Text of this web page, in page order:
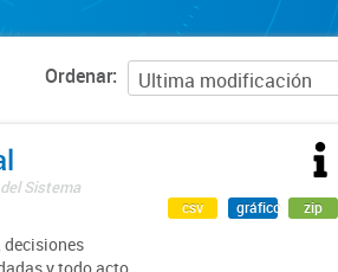
Ordenar
Sistema
csv gráfico zip